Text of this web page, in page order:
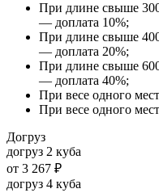
При длине свыше
— доплата 10%;
При длине свыше
— доплата 20%;
При длине свыше
— доплата 40%;
При весе одного
При весе одного
Догруз
догруз 2 куба
от 3 267 ₽
догруз 4 куба